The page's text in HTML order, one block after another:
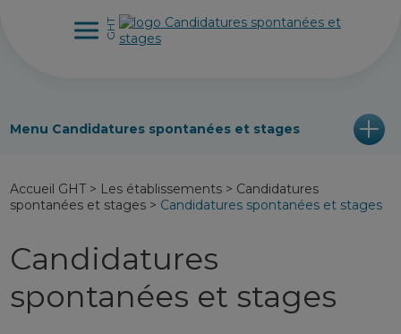
Menu Candidatures spontanées et stages
Accueil GHT > Les établissements > Candidatures
spontanées et stages > Candidatures spontanées et stages
Candidatures
spontanées et stages